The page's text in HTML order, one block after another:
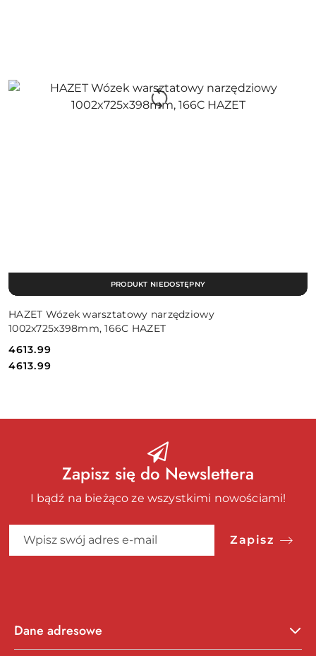
HAZET Wózek warsztatowy narzędziowy
1002x725x398mm, 166C HAZET
Cena:
4613.99
Cena:
4613.99
PRODUKT NIEDOSTĘPNY
Zapisz się do Newslettera
I bądź na bieżąco ze wszystkimi nowościami!
Zapisz
Dane adresowe